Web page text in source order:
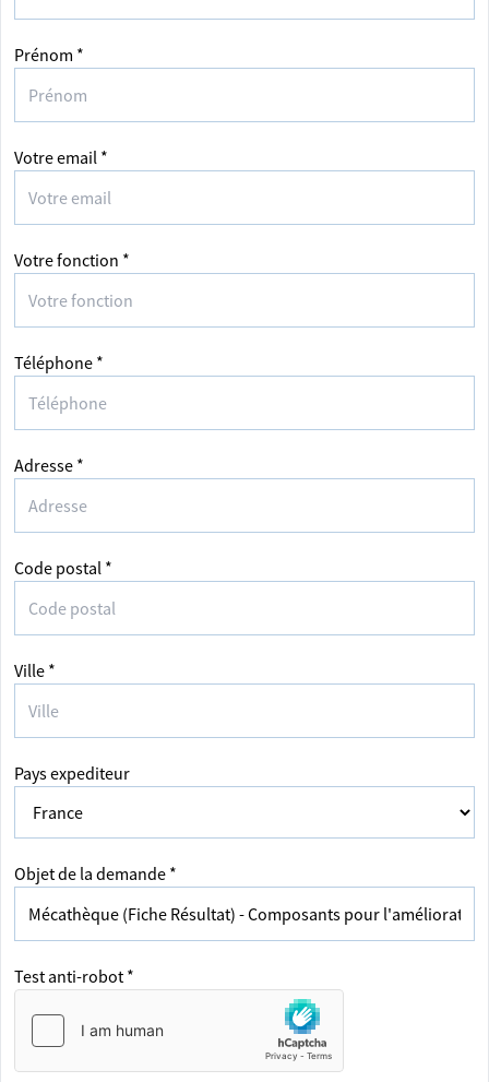
Prénom *
Votre email *
Votre fonction *
Téléphone *
Adresse *
Code postal *
Ville *
Pays expediteur
Objet de la demande *
Test anti-robot *